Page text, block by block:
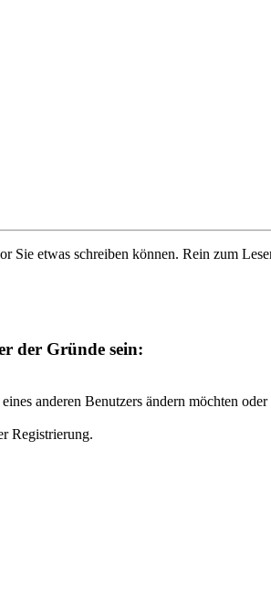
Sie etwas schreiben können. Rein zum
der Gründe sein:
anderen Benutzers ändern möchten
Registrierung.